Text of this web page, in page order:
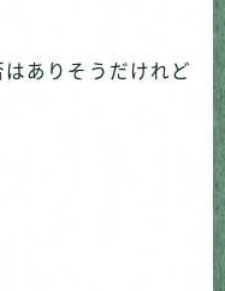
ありそうだけれど